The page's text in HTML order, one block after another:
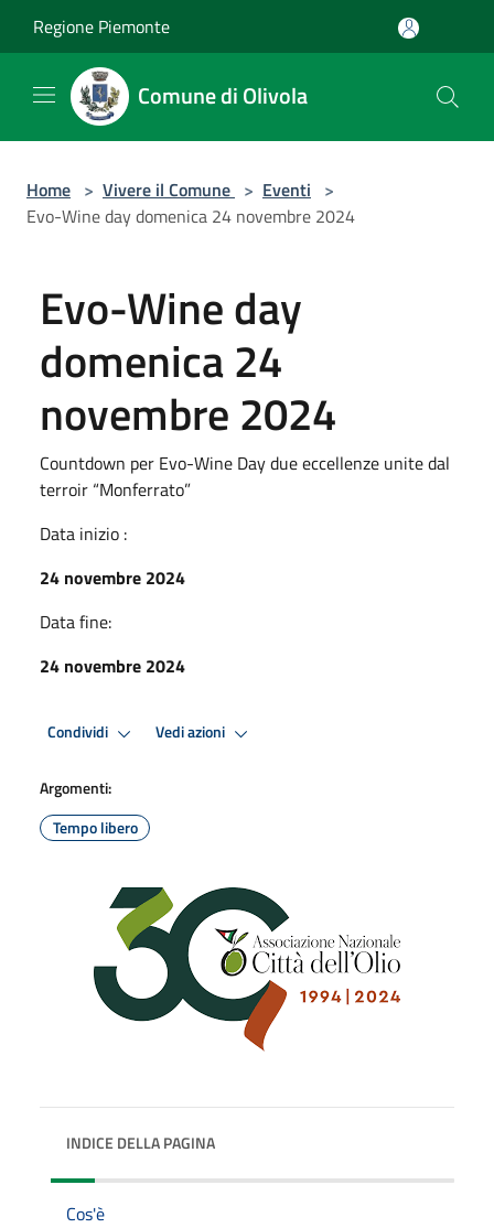
Regione Piemonte
Comune di Olivola
Home > Vivere il Comune > Eventi >
Evo-Wine day domenica 24 novembre 2024
Evo-Wine day
domenica 24
novembre 2024
Countdown per Evo-Wine Day due eccellenze unite dal
terroir “Monferrato”
Data inizio :
24 novembre 2024
Data fine:
24 novembre 2024
Condividi Vedi azioni
Argomenti:
Tempo libero
INDICE DELLA PAGINA
Cos'è